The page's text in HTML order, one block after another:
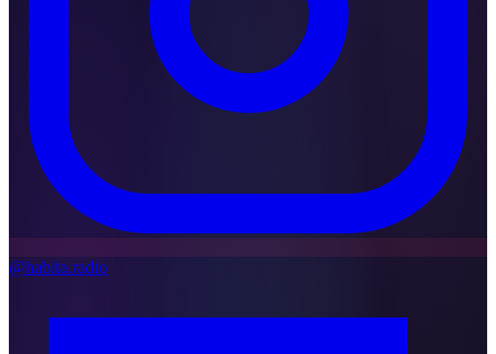
@habita.radio